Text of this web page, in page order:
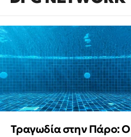
Τραγωδία στην Πάρο: Ο